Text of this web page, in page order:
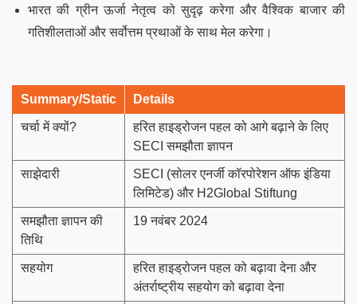
भारत की ग्रीन ऊर्जा नेतृत्व को सुदृढ़ करेगा और वैश्विक बाजार की
गतिशीलताओं और सर्वोत्तम प्रथाओं के साथ मेल करेगा।
Summary/Static Details
चर्चा में क्यों?
हरित हाइड्रोजन पहल को आगे बढ़ाने के लिए
SECI समझौता ज्ञापन
साझेदारी
SECI (सोलर एनर्जी कॉरपोरेशन ऑफ इंडिया
लिमिटेड) और H2Global Stiftung
समझौता ज्ञापन की
तिथि
19 नवंबर 2024
सहयोग
हरित हाइड्रोजन पहल को बढ़ावा देना और
अंतर्राष्ट्रीय सहयोग को बढ़ावा देना